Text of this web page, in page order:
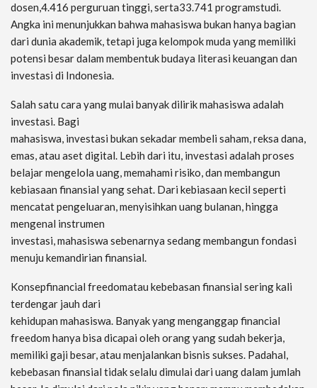
dosen,4.416 perguruan tinggi, serta33.741 programstudi.
Angka ini menunjukkan bahwa mahasiswa bukan hanya bagian
dari dunia akademik, tetapi juga kelompok muda yang memiliki
potensi besar dalam membentuk budaya literasi keuangan dan
investasi di Indonesia.
Salah satu cara yang mulai banyak dilirik mahasiswa adalah
investasi. Bagi
mahasiswa, investasi bukan sekadar membeli saham, reksa dana,
emas, atau aset digital. Lebih dari itu, investasi adalah proses
belajar mengelola uang, memahami risiko, dan membangun
kebiasaan finansial yang sehat. Dari kebiasaan kecil seperti
mencatat pengeluaran, menyisihkan uang bulanan, hingga
mengenal instrumen
investasi, mahasiswa sebenarnya sedang membangun fondasi
menuju kemandirian finansial.
Konsepfinancial freedomatau kebebasan finansial sering kali
terdengar jauh dari
kehidupan mahasiswa. Banyak yang menganggap financial
freedom hanya bisa dicapai oleh orang yang sudah bekerja,
memiliki gaji besar, atau menjalankan bisnis sukses. Padahal,
kebebasan finansial tidak selalu dimulai dari uang dalam jumlah